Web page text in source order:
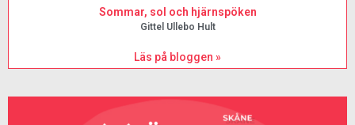
Sommar, sol och hjärnspöken
Gittel Ullebo Hult
Läs på bloggen »